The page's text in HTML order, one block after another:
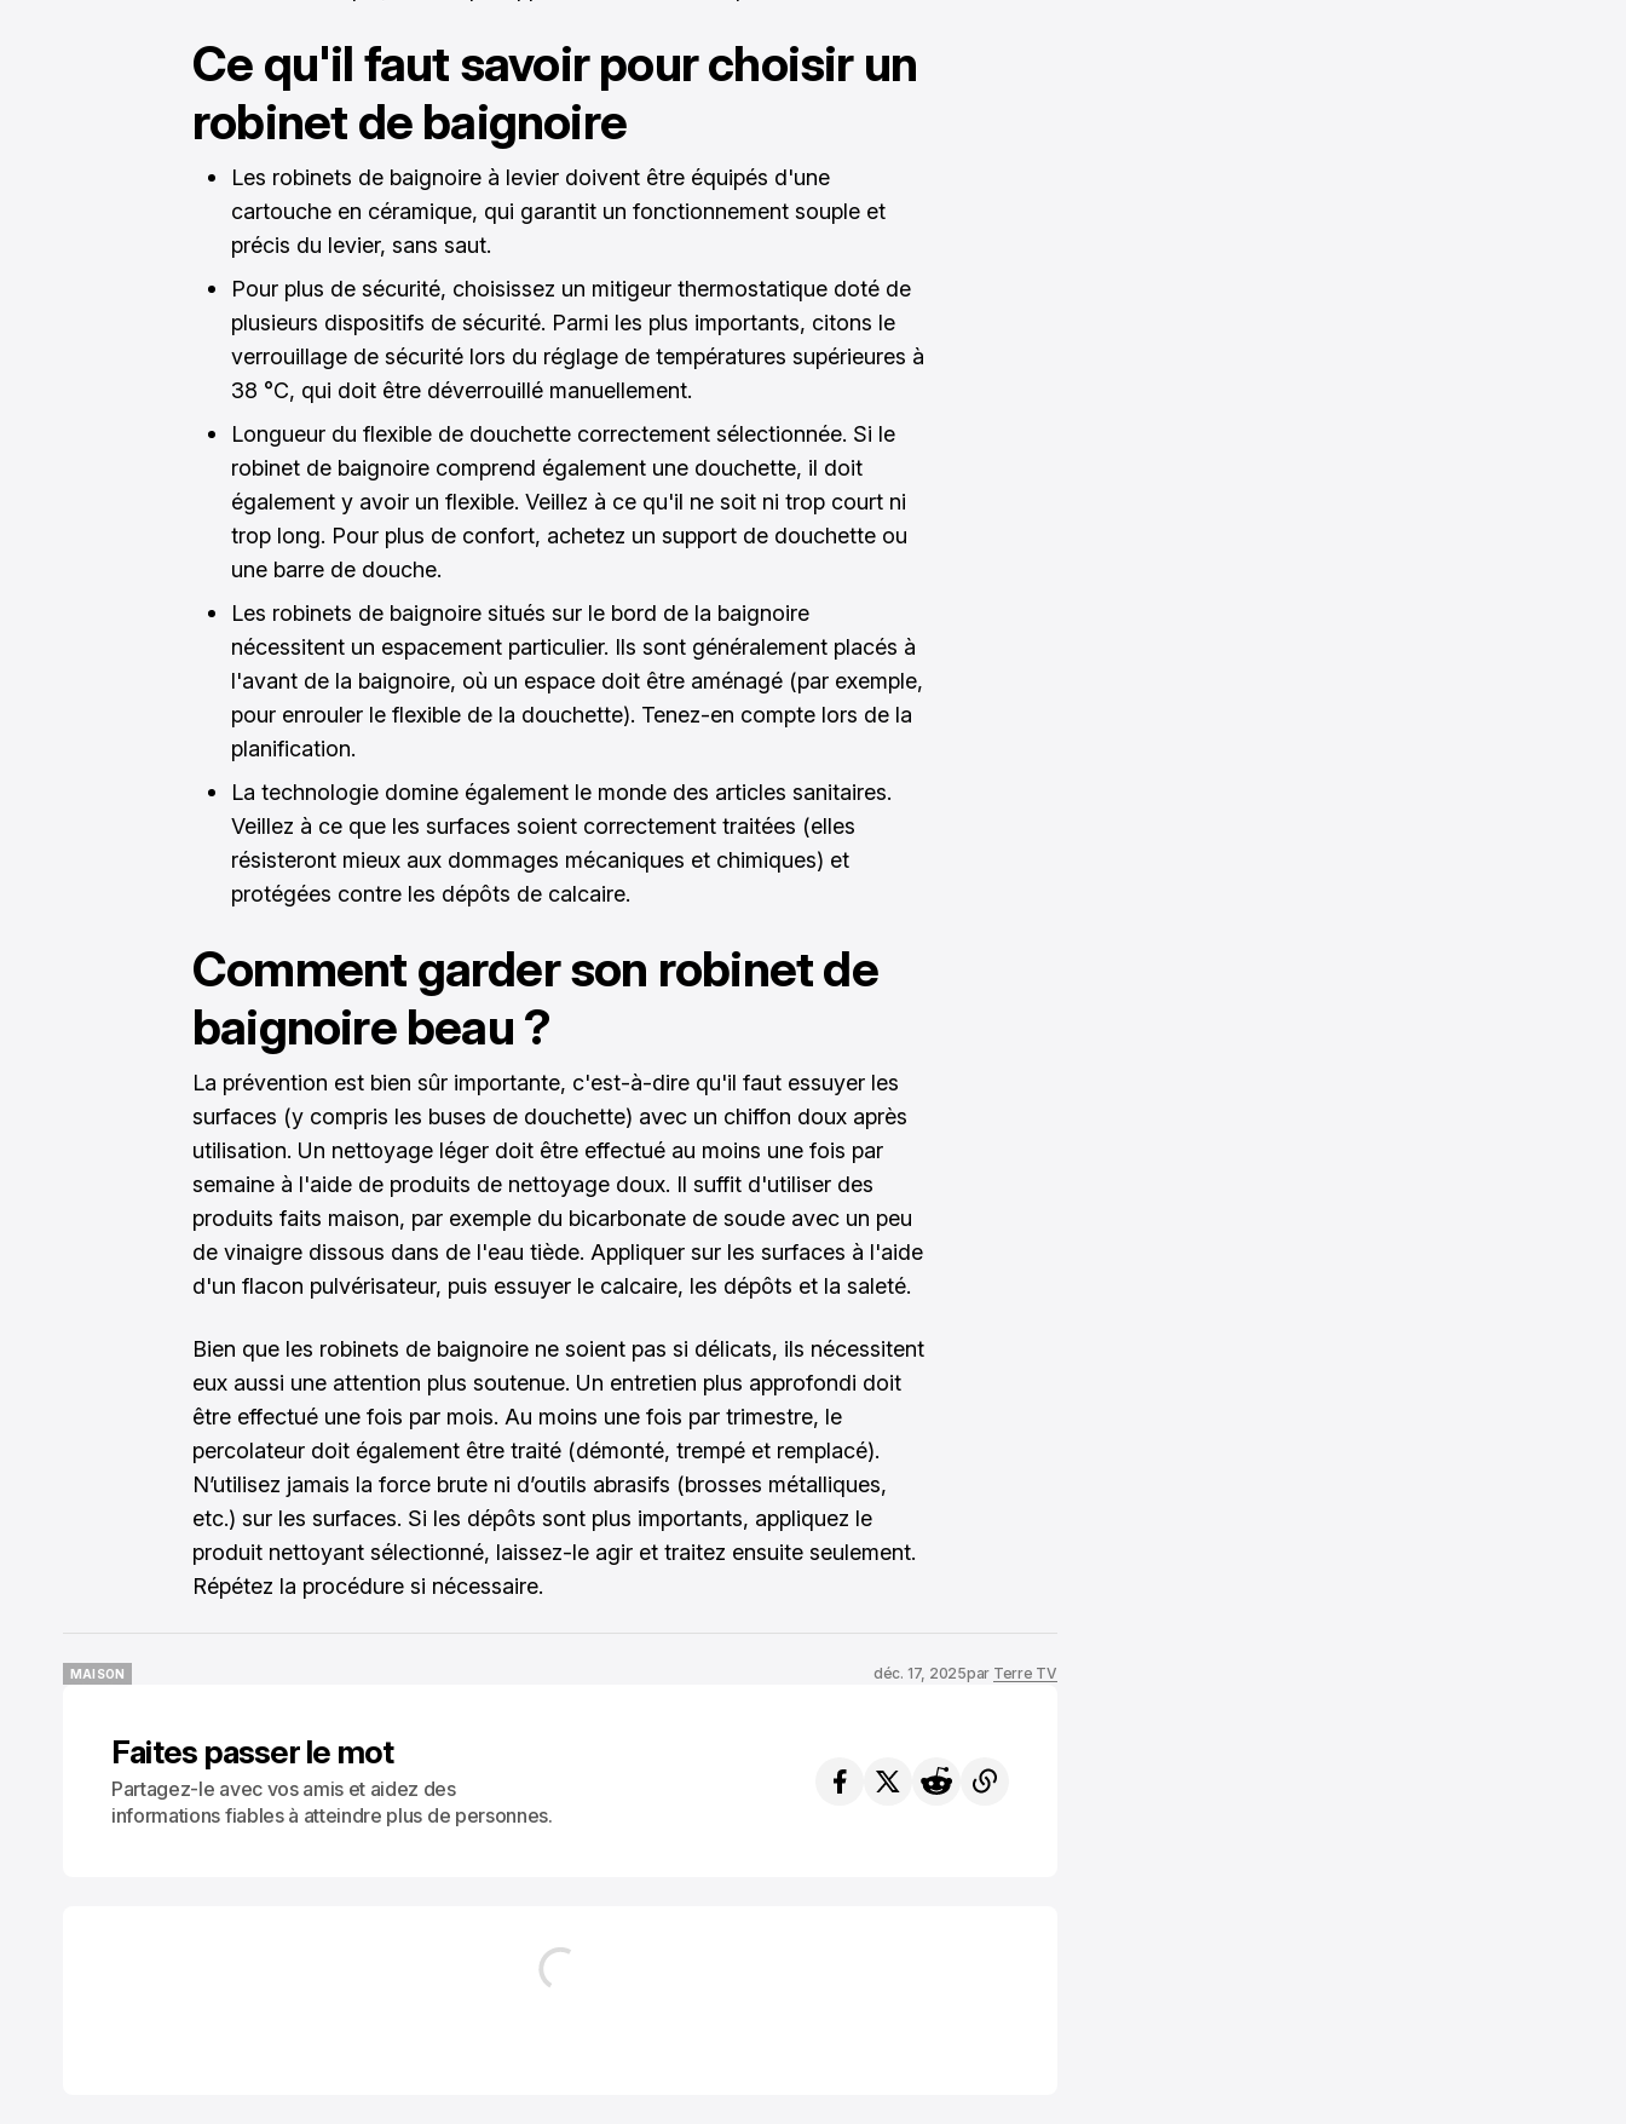
Ce qu'il faut savoir pour choisir un
robinet de baignoire
Les robinets de baignoire à levier doivent être équipés d'une
cartouche en céramique, qui garantit un fonctionnement souple et
précis du levier, sans saut.
Pour plus de sécurité, choisissez un mitigeur thermostatique doté de
plusieurs dispositifs de sécurité. Parmi les plus importants, citons le
verrouillage de sécurité lors du réglage de températures supérieures à
38 °C, qui doit être déverrouillé manuellement.
Longueur du flexible de douchette correctement sélectionnée. Si le
robinet de baignoire comprend également une douchette, il doit
également y avoir un flexible. Veillez à ce qu'il ne soit ni trop court ni
trop long. Pour plus de confort, achetez un support de douchette ou
une barre de douche.
Les robinets de baignoire situés sur le bord de la baignoire
nécessitent un espacement particulier. Ils sont généralement placés à
l'avant de la baignoire, où un espace doit être aménagé (par exemple,
pour enrouler le flexible de la douchette). Tenez-en compte lors de la
planification.
La technologie domine également le monde des articles sanitaires.
Veillez à ce que les surfaces soient correctement traitées (elles
résisteront mieux aux dommages mécaniques et chimiques) et
protégées contre les dépôts de calcaire.
Comment garder son robinet de
baignoire beau ?
La prévention est bien sûr importante, c'est-à-dire qu'il faut essuyer les
surfaces (y compris les buses de douchette) avec un chiffon doux après
utilisation. Un nettoyage léger doit être effectué au moins une fois par
semaine à l'aide de produits de nettoyage doux. Il suffit d'utiliser des
produits faits maison, par exemple du bicarbonate de soude avec un peu
de vinaigre dissous dans de l'eau tiède. Appliquer sur les surfaces à l'aide
d'un flacon pulvérisateur, puis essuyer le calcaire, les dépôts et la saleté.
Bien que les robinets de baignoire ne soient pas si délicats, ils nécessitent
eux aussi une attention plus soutenue. Un entretien plus approfondi doit
être effectué une fois par mois. Au moins une fois par trimestre, le
percolateur doit également être traité (démonté, trempé et remplacé).
N’utilisez jamais la force brute ni d’outils abrasifs (brosses métalliques,
etc.) sur les surfaces. Si les dépôts sont plus importants, appliquez le
produit nettoyant sélectionné, laissez-le agir et traitez ensuite seulement.
Répétez la procédure si nécessaire.
MAISON
déc. 17, 2025par Terre TV
Faites passer le mot
Partagez-le avec vos amis et aidez des
informations fiables à atteindre plus de personnes.